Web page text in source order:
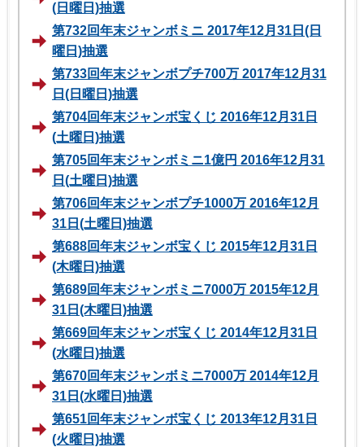
(日曜日)抽選
第732回年末ジャンボミニ 2017年12月31日(日
曜日)抽選
第733回年末ジャンボプチ700万 2017年12月31
日(日曜日)抽選
第704回年末ジャンボ宝くじ 2016年12月31日
(土曜日)抽選
第705回年末ジャンボミニ1億円 2016年12月31
日(土曜日)抽選
第706回年末ジャンボプチ1000万 2016年12月
31日(土曜日)抽選
第688回年末ジャンボ宝くじ 2015年12月31日
(木曜日)抽選
第689回年末ジャンボミニ7000万 2015年12月
31日(木曜日)抽選
第669回年末ジャンボ宝くじ 2014年12月31日
(水曜日)抽選
第670回年末ジャンボミニ7000万 2014年12月
31日(水曜日)抽選
第651回年末ジャンボ宝くじ 2013年12月31日
(火曜日)抽選